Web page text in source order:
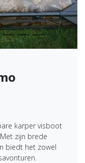
karper visboot
zijn brede
biedt het zowel